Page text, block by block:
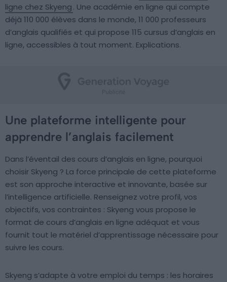
ligne chez Skyeng. Une académie en ligne qui compte
déjà 110 000 élèves dans le monde, 11 000 professeurs
d’anglais qualifiés et qui propose 115 cursus d’anglais en
ligne, accessibles à tout moment. Explications.
Une plateforme intelligente pour
apprendre l’anglais facilement
Dans l’éventail des cours d’anglais en ligne, pourquoi
choisir Skyeng ? La force principale de cette plateforme
est son approche interactive et innovante, basée sur
l’intelligence artificielle. Renseignez votre profil, vos
objectifs, vos contraintes : Skyeng vous propose le
format de cours d’anglais en ligne adéquat et vous
fournit tout le matériel d’apprentissage nécessaire pour
suivre les cours.
Skyeng s’adapte à votre emploi du temps : les horaires